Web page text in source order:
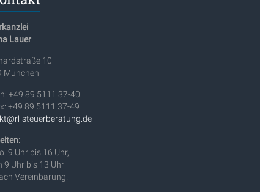
Lauer
10
München
+49 89 5111 37-40
+49 89 5111 37-49
steuerberatung.de
9 Uhr bis 16 Uhr,
9 Uhr bis 13 Uhr
Vereinbarung.